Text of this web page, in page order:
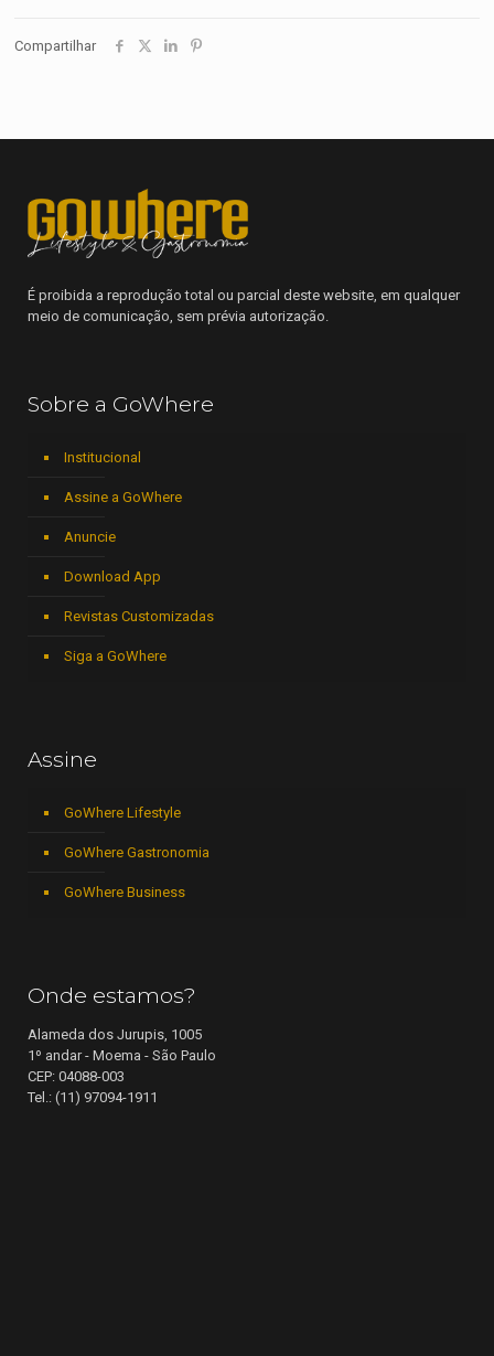
Compartilhar
É proibida a reprodução total ou parcial deste website, em qualquer
meio de comunicação, sem prévia autorização.
Sobre a GoWhere
Institucional
Assine a GoWhere
Anuncie
Download App
Revistas Customizadas
Siga a GoWhere
Assine
GoWhere Lifestyle
GoWhere Gastronomia
GoWhere Business
Onde estamos?
Alameda dos Jurupis, 1005
1º andar - Moema - São Paulo
CEP: 04088-003
Tel.: (11) 97094-1911